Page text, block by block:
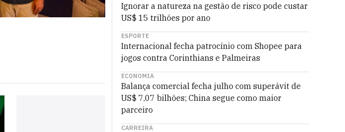
Ignorar a natureza na gestão de risco pode custar
US$ 15 trilhões por ano
ESPORTE
Internacional fecha patrocínio com Shopee para
jogos contra Corinthians e Palmeiras
ECONOMIA
Balança comercial fecha julho com superávit de
US$ 7,07 bilhões; China segue como maior
parceiro
CARREIRA